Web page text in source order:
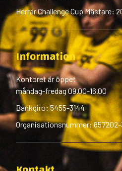
Herrar Challenge Cup Mästare:
Information
Kontoret är öppet
måndag-fredag 09.00-16.00
Bankgiro: 5455-3144
Organisationsnummer: 857202-